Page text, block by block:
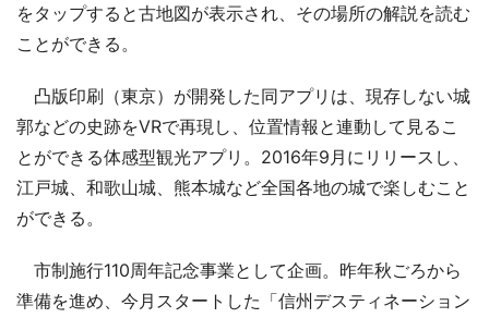
をタップすると古地図が表示され、その場所の解説を読む
ことができる。
凸版印刷（東京）が開発した同アプリは、現存しない城
郭などの史跡をVRで再現し、位置情報と連動して見るこ
とができる体感型観光アプリ。2016年9月にリリースし、
江戸城、和歌山城、熊本城など全国各地の城で楽しむこと
ができる。
市制施行110周年記念事業として企画。昨年秋ごろから
準備を進め、今月スタートした「信州デスティネーション